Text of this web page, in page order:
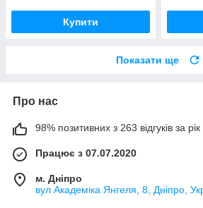
Купити
Показати ще
Про нас
98% позитивних з 263 відгуків за рік
Працює з 07.07.2020
м. Дніпро
вул Академіка Янгеля, 8, Дніпро,